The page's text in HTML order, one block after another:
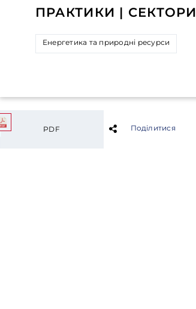
ПРАКТИКИ | СЕКТОРИ
Енергетика та природні ресурси
PDF Поділитися